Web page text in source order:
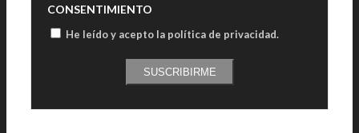
CONSENTIMIENTO
He leído y acepto la política de privacidad.
SUSCRIBIRME